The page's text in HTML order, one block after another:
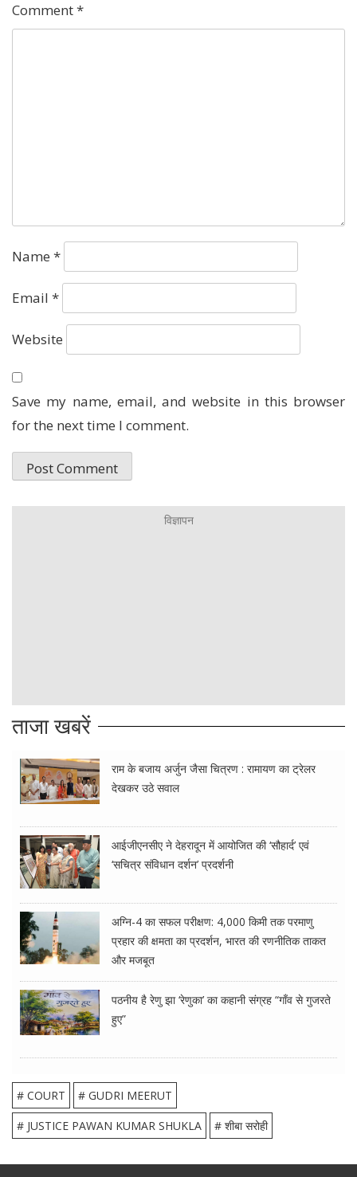
Comment*
Name *
Email *
Website
Save my name, email, and website in this browser
for the next time I comment.
ताजा खबरें
राम के बजाय अर्जुन जैसा चित्रण : रामायण का ट्रेलर
देखकर उठे सवाल
आईजीएनसीए ने देहरादून में आयोजित की ‘सौहार्द’ एवं
‘सचित्र संविधान दर्शन’ प्रदर्शनी
अग्नि-4 का सफल परीक्षण: 4,000 किमी तक परमाणु
प्रहार की क्षमता का प्रदर्शन, भारत की रणनीतिक ताकत
और मजबूत
पठनीय है रेणु झा ‘रेणुका’ का कहानी संग्रह “गाँव से गुजरते
हुए”
# COURT
# GUDRI MEERUT
# JUSTICE PAWAN KUMAR SHUKLA
# शीबा सरोही